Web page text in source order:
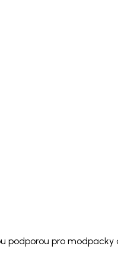
pro modpacky